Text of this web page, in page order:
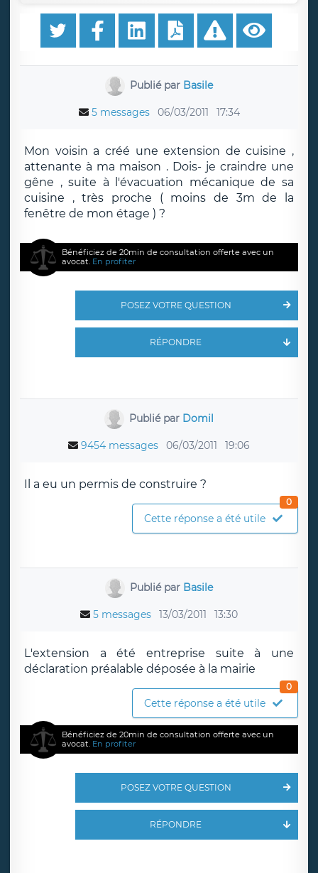
Publié par Basile
5 messages 06/03/2011 17:34
Mon voisin a créé une extension de cuisine ,
attenante à ma maison . Dois- je craindre une
gêne , suite à l'évacuation mécanique de sa
cuisine , très proche ( moins de 3m de la
fenêtre de mon étage ) ?
Bénéficiez de 20min de consultation offerte avec un
avocat. En profiter
POSEZ VOTRE QUESTION
RÉPONDRE
Publié par Domil
9454 messages 06/03/2011 19:06
Il a eu un permis de construire ?
Cette réponse a été utile
0
Publié par Basile
5 messages 13/03/2011 13:30
L'extension a été entreprise suite à une
déclaration préalable déposée à la mairie
Cette réponse a été utile
0
Bénéficiez de 20min de consultation offerte avec un
avocat. En profiter
POSEZ VOTRE QUESTION
RÉPONDRE